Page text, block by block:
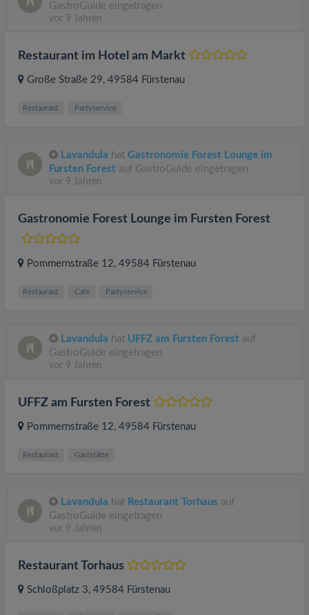
GastroGuide eingetragen
vor 9 Jahren
Restaurant im Hotel am Markt
Große Straße 29, 49584 Fürstenau
Restaurant Partyservice
Lavandula hat Gastronomie Forest Lounge im
Fursten Forest auf GastroGuide eingetragen
vor 9 Jahren
Gastronomie Forest Lounge im Fursten Forest
Pommernstraße 12, 49584 Fürstenau
Restaurant Cafe Partyservice
Lavandula hat UFFZ am Fursten Forest auf
GastroGuide eingetragen
vor 9 Jahren
UFFZ am Fursten Forest
​Pommernstraße 12, 49584 Fürstenau
Restaurant Gaststätte
Lavandula hat Restaurant Torhaus auf
GastroGuide eingetragen
vor 9 Jahren
Restaurant Torhaus
Schloßplatz 3, 49584 Fürstenau